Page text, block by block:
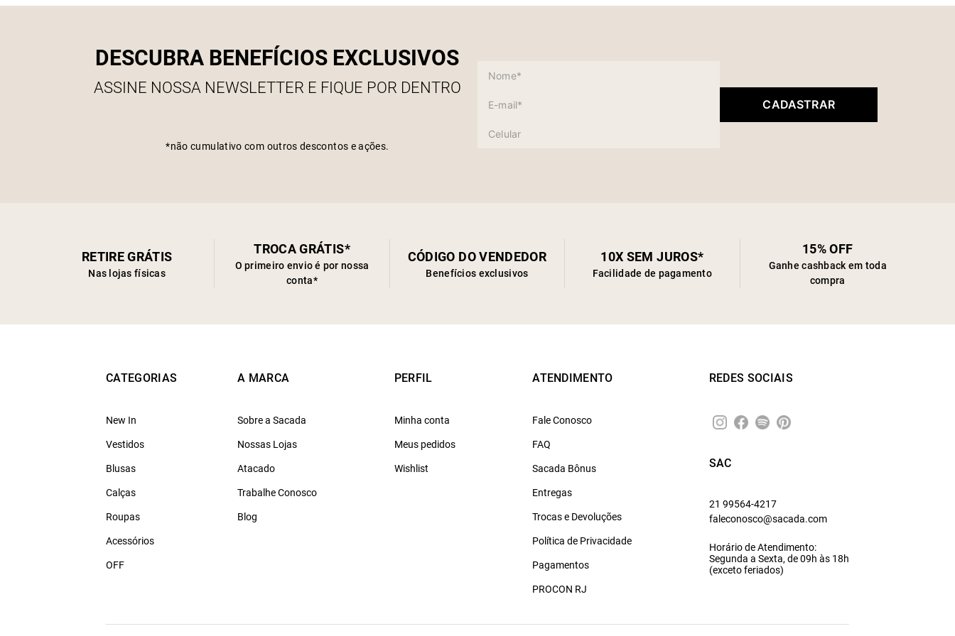
DESCUBRA BENEFÍCIOS EXCLUSIVOS
ASSINE NOSSA NEWSLETTER E FIQUE POR DENTRO
*não cumulativo com outros descontos e ações.
CADASTRAR
RETIRE GRÁTIS
Nas lojas físicas
TROCA GRÁTIS*
O primeiro envio é por nossa
conta*
CÓDIGO DO VENDEDOR
Benefícios exclusivos
10X SEM JUROS*
Facilidade de pagamento
15% OFF
Ganhe cashback em toda
compra
CATEGORIAS
New In
Vestidos
Blusas
Calças
Roupas
Acessórios
OFF
A MARCA
Sobre a Sacada
Nossas Lojas
Atacado
Trabalhe Conosco
Blog
PERFIL
Minha conta
Meus pedidos
Wishlist
ATENDIMENTO
Fale Conosco
FAQ
Sacada Bônus
Entregas
Trocas e Devoluções
Política de Privacidade
Pagamentos
PROCON RJ
REDES SOCIAIS
SAC
21 99564-4217
faleconosco@sacada.com
Horário de Atendimento:
Segunda a Sexta, de 09h às 18h
(exceto feriados)